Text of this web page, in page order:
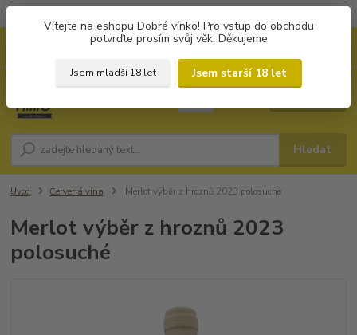
Vítejte na eshopu Dobré vínko! Pro vstup do obchodu
potvrďte prosím svůj věk. Děkujeme
Jsem mladší 18 let
Jsem starší 18 let
Hledat
Úvod Červená vína Merlot výběr z hroznů 2023 polosuché
Merlot výběr z hroznů 2023
polosuché